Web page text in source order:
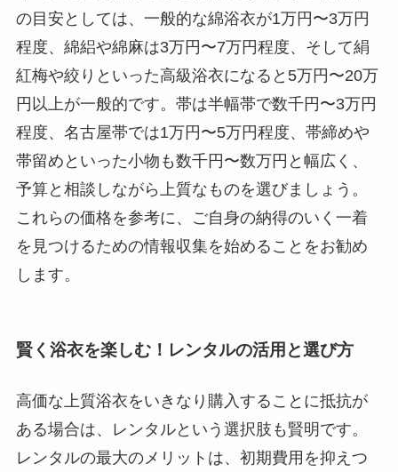
の目安としては、一般的な綿浴衣が1万円〜3万円
程度、綿絽や綿麻は3万円〜7万円程度、そして絹
紅梅や絞りといった高級浴衣になると5万円〜20万
円以上が一般的です。帯は半幅帯で数千円〜3万円
程度、名古屋帯では1万円〜5万円程度、帯締めや
帯留めといった小物も数千円〜数万円と幅広く、
予算と相談しながら上質なものを選びましょう。
これらの価格を参考に、ご自身の納得のいく一着
を見つけるための情報収集を始めることをお勧め
します。
賢く浴衣を楽しむ！レンタルの活用と選び方
高価な上質浴衣をいきなり購入することに抵抗が
ある場合は、レンタルという選択肢も賢明です。
レンタルの最大のメリットは、初期費用を抑えつ